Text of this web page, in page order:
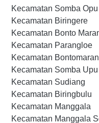
Kecamatan Somba Opu
Kecamatan Biringere
Kecamatan Bonto
Kecamatan Parangloe
Kecamatan
Kecamatan Somba Upu
Kecamatan Sudiang
Kecamatan Biringbulu
Kecamatan Manggala
Kecamatan Manggala